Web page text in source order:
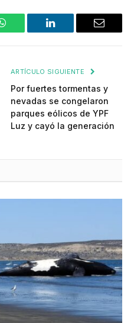
WhatsApp LinkedIn Email
ARTÍCULO SIGUIENTE
Por fuertes tormentas y
nevadas se congelaron
parques eólicos de YPF
Luz y cayó la generación